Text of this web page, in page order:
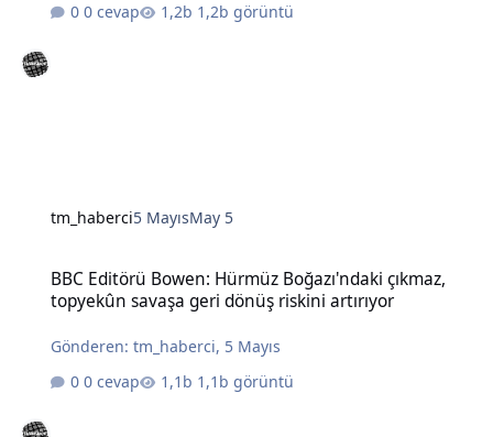
0 cevap
1,2b görüntü
tm_haberci5 MayısMay 5
BBC Editörü Bowen: Hürmüz Boğazı'ndaki çıkmaz,
topyekûn savaşa geri dönüş riskini artırıyor
Gönderen:tm_haberci, 5 Mayıs
0 cevap
1,1b görüntü